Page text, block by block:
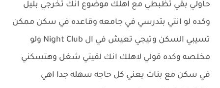
حاولي بقي تظبطي مع اهلك موضوع انك تخرجي بليل
وكده لو انتي بتدرسي في جامعه وقاعده في سكن ممكن
تسيبي السكن وتيجي تعيش في ال Night Club ولو
مخلصه وكده قولي لاهلك انك لقيتي شغل وهتسكني
في سكن مع بنات يعني كل حاجه سهله جدا اهي